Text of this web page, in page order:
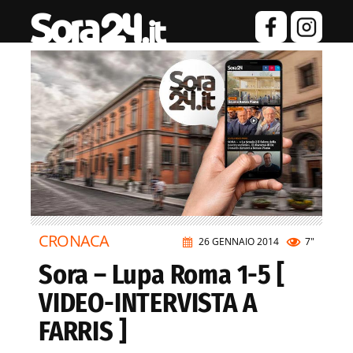
26 GENNAIO 2014 7"
CRONACA
Sora – Lupa Roma 1-5 [
VIDEO-INTERVISTA A
FARRIS ]